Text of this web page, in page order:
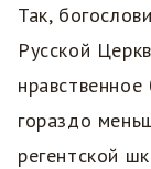
Так,
Русской
гораздо
регентской